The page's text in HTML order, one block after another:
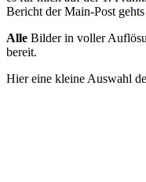
Bericht der Main-Post gehts
Alle Bilder in voller
bereit.
Hier eine kleine Auswahl